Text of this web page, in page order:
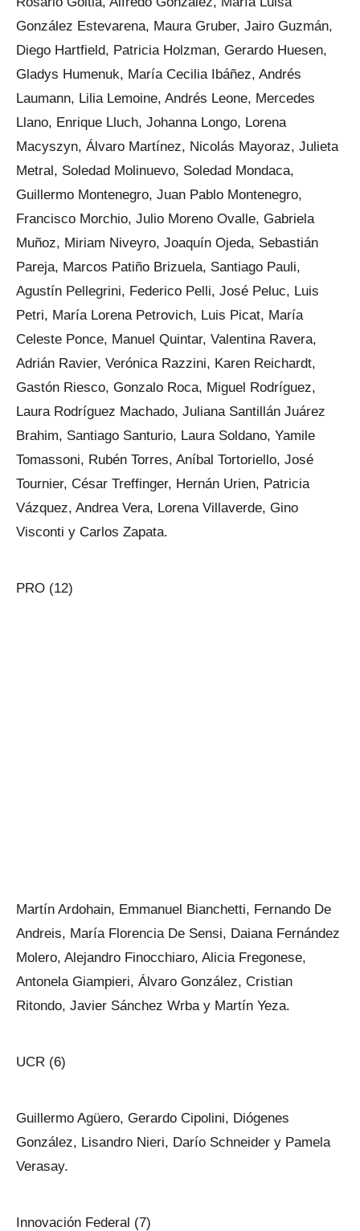
González Estevarena, Maura Gruber, Jairo Guzmán,
Diego Hartfield, Patricia Holzman, Gerardo Huesen,
Gladys Humenuk, María Cecilia Ibáñez, Andrés
Laumann, Lilia Lemoine, Andrés Leone, Mercedes
Llano, Enrique Lluch, Johanna Longo, Lorena
Macyszyn, Álvaro Martínez, Nicolás Mayoraz, Julieta
Metral, Soledad Molinuevo, Soledad Mondaca,
Guillermo Montenegro, Juan Pablo Montenegro,
Francisco Morchio, Julio Moreno Ovalle, Gabriela
Muñoz, Miriam Niveyro, Joaquín Ojeda, Sebastián
Pareja, Marcos Patiño Brizuela, Santiago Pauli,
Agustín Pellegrini, Federico Pelli, José Peluc, Luis
Petri, María Lorena Petrovich, Luis Picat, María
Celeste Ponce, Manuel Quintar, Valentina Ravera,
Adrián Ravier, Verónica Razzini, Karen Reichardt,
Gastón Riesco, Gonzalo Roca, Miguel Rodríguez,
Laura Rodríguez Machado, Juliana Santillán Juárez
Brahim, Santiago Santurio, Laura Soldano, Yamile
Tomassoni, Rubén Torres, Aníbal Tortoriello, José
Tournier, César Treffinger, Hernán Urien, Patricia
Vázquez, Andrea Vera, Lorena Villaverde, Gino
Visconti y Carlos Zapata.
PRO (12)
Martín Ardohain, Emmanuel Bianchetti, Fernando De
Andreis, María Florencia De Sensi, Daiana Fernández
Molero, Alejandro Finocchiaro, Alicia Fregonese,
Antonela Giampieri, Álvaro González, Cristian
Ritondo, Javier Sánchez Wrba y Martín Yeza.
UCR (6)
Guillermo Agüero, Gerardo Cipolini, Diógenes
González, Lisandro Nieri, Darío Schneider y Pamela
Verasay.
Innovación Federal (7)